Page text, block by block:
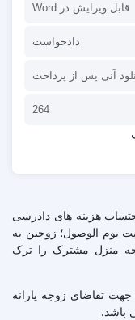
قابل ویرایش در Word
دادخواست
آنی پس از پرداخت
264
هزینه های دادرسی
یوم الوصول؛ زوجین به
منزل مشترک را ترک
جهت تقاضای زوجه یارانه
باشد.